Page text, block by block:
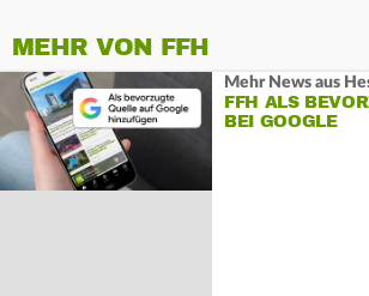
MEHR VON FFH
Mehr News aus
FFH ALS
BEI GOOGLE